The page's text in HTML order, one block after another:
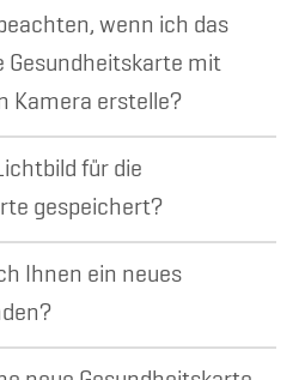
wenn ich das
Gesundheitskarte mit
Kamera erstelle?
für die
gespeichert?
Ihnen ein neues